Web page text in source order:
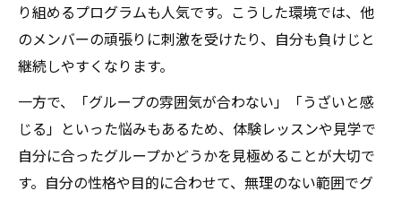
り組めるプログラムも人気です。こうした環境では、他
のメンバーの頑張りに刺激を受けたり、自分も負けじと
継続しやすくなります。
一方で、「グループの雰囲気が合わない」「うざいと感
じる」といった悩みもあるため、体験レッスンや見学で
自分に合ったグループかどうかを見極めることが大切で
す。自分の性格や目的に合わせて、無理のない範囲でグ